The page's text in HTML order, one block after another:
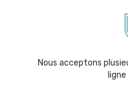
Nous acceptons